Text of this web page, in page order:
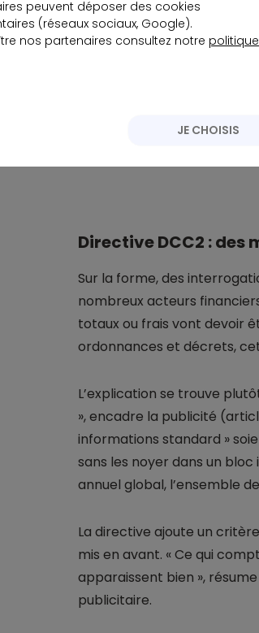
Thierry Bonneau,
bancaire et financier cité
publicité est, semble-t-il,
l'on part de ce principe,
compréhensible ! »
Directive DCC2 : des
Sur la forme, des
nombreux acteurs
totaux ou frais vont devoir
ordonnances et décrets,
L’explication se trouve
», encadre la publicité
informations standard »
sans les noyer dans un
annuel global, l’ensemble
La directive ajoute un
mis en avant. « Ce qui
apparaissent bien »,
publicitaire.
peuvent déposer des cookies
(réseaux sociaux, Google).
nos partenaires consultez notre politique
JE CHOISIS